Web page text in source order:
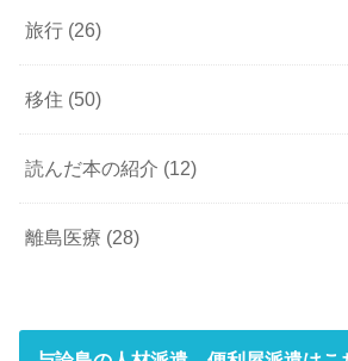
旅行 (26)
移住 (50)
読んだ本の紹介 (12)
離島医療 (28)